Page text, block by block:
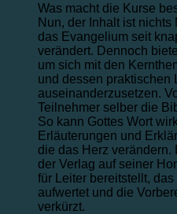
Was macht die Kurse
Nun, der Inhalt ist
das Evangelium seit
verändert. Dennoch
um sich mit den
und dessen praktischen
auseinanderzusetzen.
Teilnehmer selber die
So kann Gottes Wort
Erläuterungen und
die das Herz
der Verlag auf seiner
für Leiter bereitstellt,
aufwertet und die
verkürzt.